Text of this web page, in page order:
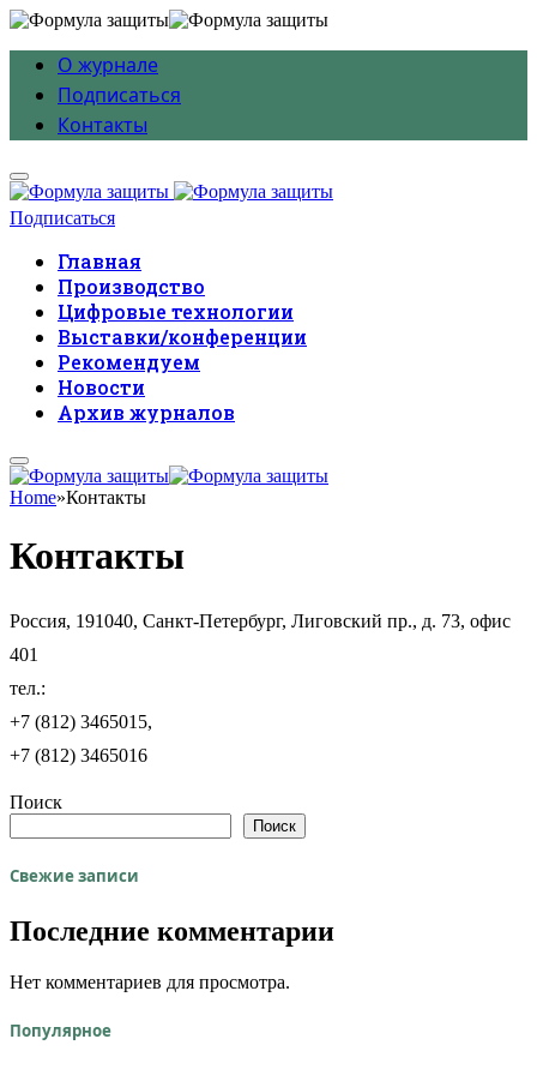
О журнале
Подписаться
Контакты
Подписаться
Главная
Производство
Цифровые технологии
Выставки/конференции
Рекомендуем
Новости
Архив журналов
Home»Контакты
Контакты
Россия, 191040, Санкт-Петербург, Лиговский пр., д. 73, офис
401
тел.:
+7 (812) 3465015,
+7 (812) 3465016
Поиск
Поиск
Свежие записи
Последние комментарии
Нет комментариев для просмотра.
Популярное